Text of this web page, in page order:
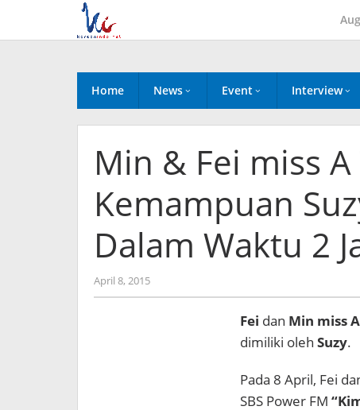
content
Home News Event Interview
Min & Fei miss
Kemampuan
Dalam Waktu 2
April 8, 2015by
Koreanindo
Fei dan Min miss A
dimiliki oleh Suzy.
Pada 8 April, Fei
SBS Power FM